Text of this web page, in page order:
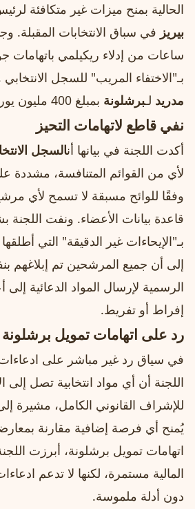
الحالية بمنح ميزات غير متكافئة
بيريز في سباق الانتخابات المقبلة.
ساعات من إدلاء ريكيلمي باتهامات
بـ"الاختفاء المريب" للسجل الانتخابي
مدريد لـبرشلونة بمبلغ 400 مليون يورو.
نفي قاطع لاتهامات التحيز
أكدت اللجنة في بيانها أنالسجل
لأي من القوائم المتنافسة، مشددة
وفقًا للوائح مسبقة لا تسمح لأي
قاعدة بيانات الأعضاء. ونفت
بـ"الإيحاءات غير الدقيقة" التي
إلى أن جميع المرشحين تم إبلاغهم
الرسمية لإرسال المواد الدعائية
إفراط أو تفريط.
رد على اتهامات تمويل برشلونة
في سياق رد غير مباشر على
اللجنة أن أي مواد انتخابية تصل إلى
للإشراف القانوني الكامل، مشيرة
يُمنح أي فرصة إضافية مقارنة
اتهامات تمويل برشلونة، أبرزت
المالية مستمرة، لكنها لا تدعم
دون أدلة ملموسة.